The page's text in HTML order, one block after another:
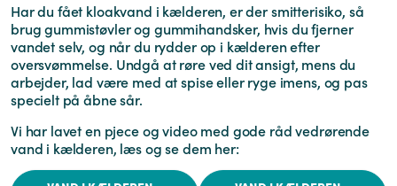
Har du fået kloakvand i kælderen, er der smitterisiko, så
brug gummistøvler og gummihandsker, hvis du fjerner
vandet selv, og når du rydder op i kælderen efter
oversvømmelse. Undgå at røre ved dit ansigt, mens du
arbejder, lad være med at spise eller ryge imens, og pas
specielt på åbne sår.
Vi har lavet en pjece og video med gode råd vedrørende
vand i kælderen, læs og se dem her: